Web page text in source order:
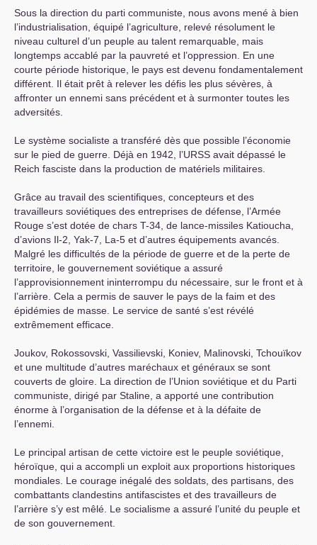
Sous la direction du parti communiste, nous avons mené à bien
l’industrialisation, équipé l’agriculture, relevé résolument le
niveau culturel d’un peuple au talent remarquable, mais
longtemps accablé par la pauvreté et l’oppression. En une
courte période historique, le pays est devenu fondamentalement
différent. Il était prêt à relever les défis les plus sévères, à
affronter un ennemi sans précédent et à surmonter toutes les
adversités.
Le système socialiste a transféré dès que possible l’économie
sur le pied de guerre. Déjà en 1942, l’URSS avait dépassé le
Reich fasciste dans la production de matériels militaires.
Grâce au travail des scientifiques, concepteurs et des
travailleurs soviétiques des entreprises de défense, l’Armée
Rouge s’est dotée de chars T-34, de lance-missiles Katioucha,
d’avions Il-2, Yak-7, La-5 et d’autres équipements avancés.
Malgré les difficultés de la période de guerre et de la perte de
territoire, le gouvernement soviétique a assuré
l’approvisionnement ininterrompu du nécessaire, sur le front et à
l’arrière. Cela a permis de sauver le pays de la faim et des
épidémies de masse. Le service de santé s’est révélé
extrêmement efficace.
Joukov, Rokossovski, Vassilievski, Koniev, Malinovski, Tchouïkov
et une multitude d’autres maréchaux et généraux se sont
couverts de gloire. La direction de l’Union soviétique et du Parti
communiste, dirigé par Staline, a apporté une contribution
énorme à l’organisation de la défense et à la défaite de
l’ennemi.
Le principal artisan de cette victoire est le peuple soviétique,
héroïque, qui a accompli un exploit aux proportions historiques
mondiales. Le courage inégalé des soldats, des partisans, des
combattants clandestins antifascistes et des travailleurs de
l’arrière s’y est mêlé. Le socialisme a assuré l’unité du peuple et
de son gouvernement.